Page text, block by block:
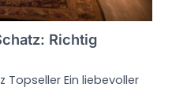
Richtig
Ein liebevoller